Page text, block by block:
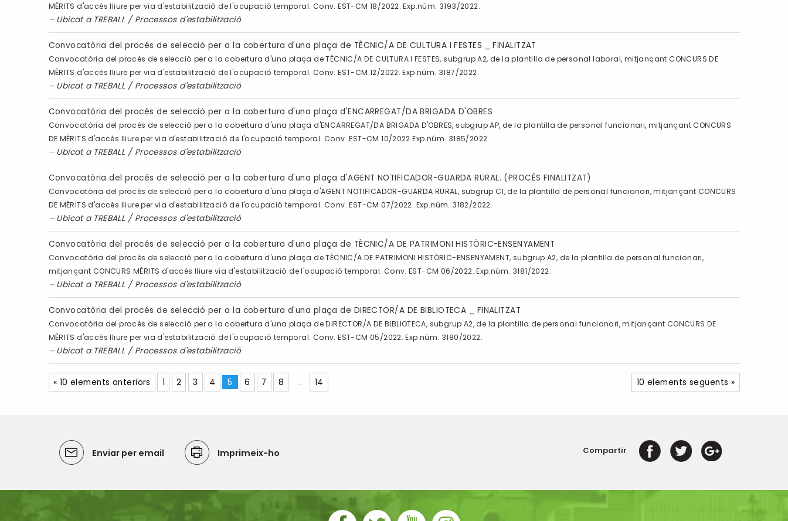
MÈRITS d'accés lliure per via d'estabilització de l'ocupació temporal. Conv. EST-CM 18/2022. Exp.núm. 3193/2022.
Ubicat a TREBALL / Processos d'estabilització
Convocatòria del procés de selecció per a la cobertura d'una plaça de TÈCNIC/A DE CULTURA I FESTES _ FINALITZAT
Convocatòria del procés de selecció per a la cobertura d'una plaça de TÈCNIC/A DE CULTURA I FESTES, subgrup A2, de la plantilla de personal laboral, mitjançant CONCURS DE
MÈRITS d'accés lliure per via d'estabilització de l'ocupació temporal. Conv. EST-CM 12/2022. Exp.núm. 3187/2022.
Ubicat a TREBALL / Processos d'estabilització
Convocatòria del procés de selecció per a la cobertura d'una plaça d'ENCARREGAT/DA BRIGADA D'OBRES
Convocatòria del procés de selecció per a la cobertura d'una plaça d'ENCARREGAT/DA BRIGADA D'OBRES, subgrup AP, de la plantilla de personal funcionari, mitjançant CONCURS
DE MÈRITS d'accés lliure per via d'estabilització de l'ocupació temporal. Conv. EST-CM 10/2022 Exp.núm. 3185/2022.
Ubicat a TREBALL / Processos d'estabilització
Convocatòria del procés de selecció per a la cobertura d'una plaça d'AGENT NOTIFICADOR-GUARDA RURAL. (PROCÉS FINALITZAT)
Convocatòria del procés de selecció per a la cobertura d'una plaça d'AGENT NOTIFICADOR-GUARDA RURAL, subgrup C1, de la plantilla de personal funcionari, mitjançant CONCURS
DE MÈRITS d'accés lliure per via d'estabilització de l'ocupació temporal. Conv. EST-CM 07/2022. Exp.núm. 3182/2022.
Ubicat a TREBALL / Processos d'estabilització
Convocatòria del procés de selecció per a la cobertura d'una plaça de TÈCNIC/A DE PATRIMONI HISTÒRIC-ENSENYAMENT
Convocatòria del procés de selecció per a la cobertura d'una plaça de TÈCNIC/A DE PATRIMONI HISTÒRIC-ENSENYAMENT, subgrup A2, de la plantilla de personal funcionari,
mitjançant CONCURS MÈRITS d'accés lliure via d'estabilització de l'ocupació temporal. Conv. EST-CM 06/2022. Exp.núm. 3181/2022.
Ubicat a TREBALL / Processos d'estabilització
Convocatòria del procés de selecció per a la cobertura d'una plaça de DIRECTOR/A DE BIBLIOTECA _ FINALITZAT
Convocatòria del procés de selecció per a la cobertura d'una plaça de DIRECTOR/A DE BIBLIOTECA, subgrup A2, de la plantilla de personal funcionari, mitjançant CONCURS DE
MÈRITS d'accés lliure per via d'estabilització de l'ocupació temporal. Conv. EST-CM 05/2022. Exp.núm. 3180/2022.
Ubicat a TREBALL / Processos d'estabilització
« 10 elements anteriors 10 elements següents »
1 2 3 4 5 6 7 8 ... 14
Enviar per email Imprimeix-ho Compartir